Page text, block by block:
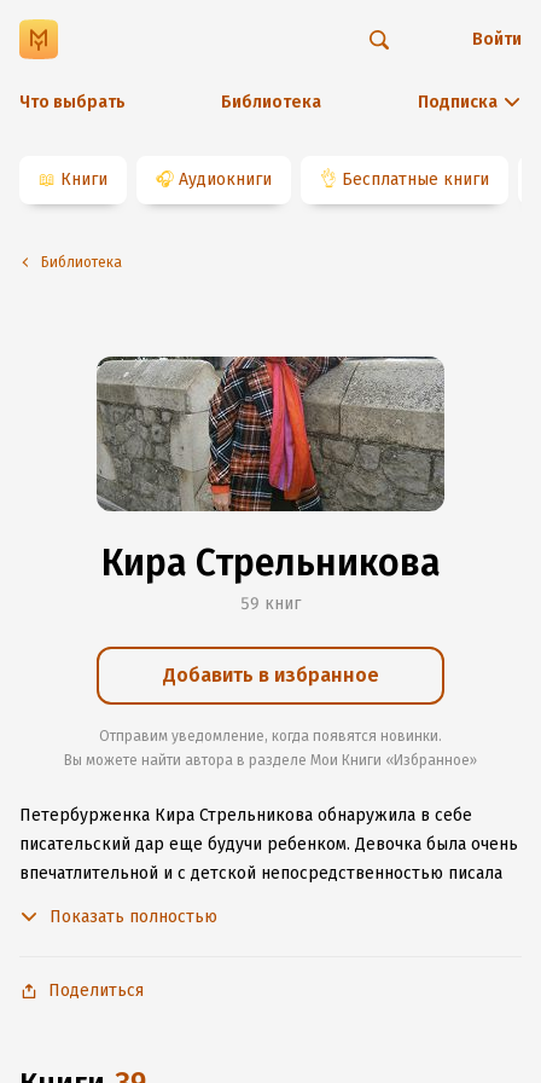
Что выбрать Библиотека Подписка
Войти
📖 Книги 🎧 Аудиокниги 👌 Бесплатные книги
Библиотека
Кира Стрельникова
59 книг
Добавить в избранное
Отправим уведомление, когда появятся новинки.
Вы можете найти автора в разделе Мои Книги «Избранное»
Петербурженка Кира Стрельникова обнаружила в себе
писательский дар еще будучи ребенком. Девочка была очень
впечатлительной и с детской непосредственностью писала
поступила на филологический факультет. Примерно в это
заметили несколько издательств, и хобби превратилось в
Показать полностью
Поделиться